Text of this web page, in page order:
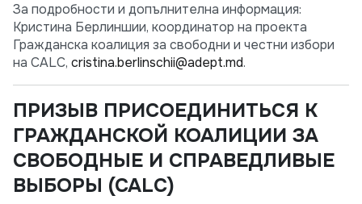
За подробности и допълнителна информация:
Кристина Берлиншии, координатор на проекта
Гражданска коалиция за свободни и честни избори
на CALC, cristina.berlinschii@adept.md.
ПРИЗЫВ ПРИСОЕДИНИТЬСЯ К
ГРАЖДАНСКОЙ КОАЛИЦИИ ЗА
СВОБОДНЫЕ И СПРАВЕДЛИВЫЕ
ВЫБОРЫ (CALC)